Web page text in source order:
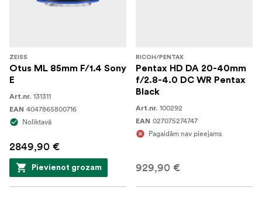
ZEISS
Otus ML 85mm F/1.4 Sony
E
Art.nr. 131311
EAN 4047865800716
Noliktavā
2849,90 €
Pievienot grozam
RICOH/PENTAX
Pentax HD DA 20-40mm
f/2.8-4.0 DC WR Pentax
Black
Art.nr. 100292
EAN 027075274747
Pagaidām nav pieejams
929,90 €